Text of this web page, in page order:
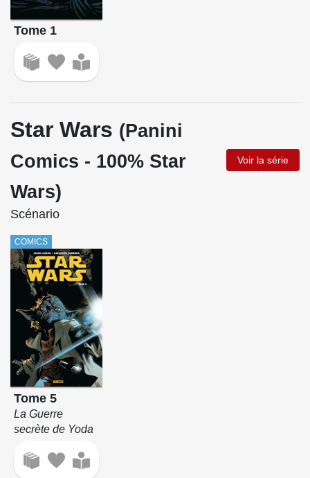
Tome 1
Star Wars (Panini
Comics - 100% Star
Wars)
Voir la série
Scénario
COMICS
Tome 5
La Guerre
secrète de Yoda